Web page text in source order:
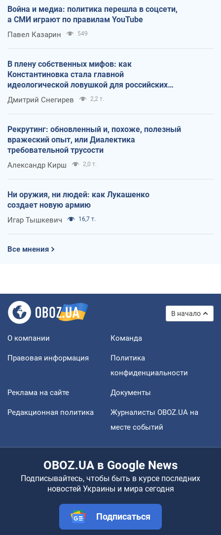
Война и медиа: политика перешла в соцсети,
а СМИ играют по правилам YouTube
Павел Казарин 549
В плену собственных мифов: как
Константиновка стала главной
идеологической ловушкой для российских
оккупантов
Дмитрий Снегирев 2,2 т.
Рекрутинг: обновленный и, похоже, полезный
вражеский опыт, или Диалектика
требовательной трусости
Александр Кирш 2,0 т.
Ни оружия, ни людей: как Лукашенко
создает новую армию
Игар Тышкевич 16,7 т.
Все мнения
В начало
О компании Команда
Правовая информация
Политика
конфиденциальности
Реклама на сайте Документы
Редакционная политика
Журналисты OBOZ.UA на
месте событий
OBOZ.UA в Google News
Подписывайтесь, чтобы быть в курсе последних
новостей Украины и мира сегодня
Подписаться